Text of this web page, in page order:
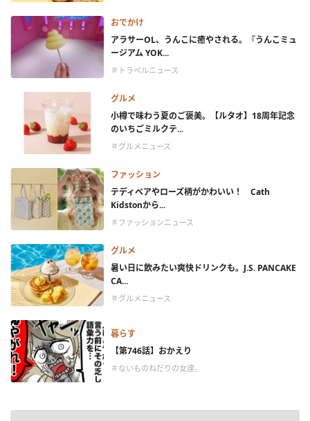
おでかけ
アラサーOL、うんこに癒やされる。『うんこミュ
ージアム YOK...
＃トラベルニュース
グルメ
小樽で味わう夏のご褒美。【ルタオ】18周年記念
のいちごミルクテ...
＃グルメニュース
ファッション
テディベアやローズ柄がかわいい！ Cath
Kidstonから...
＃ファッションニュース
グルメ
暑い日に飲みたい爽快ドリンクも。J.S. PANCAKE
CA...
＃グルメニュース
暮らす
【第746話】おかえり
＃ないものねだりの女達。